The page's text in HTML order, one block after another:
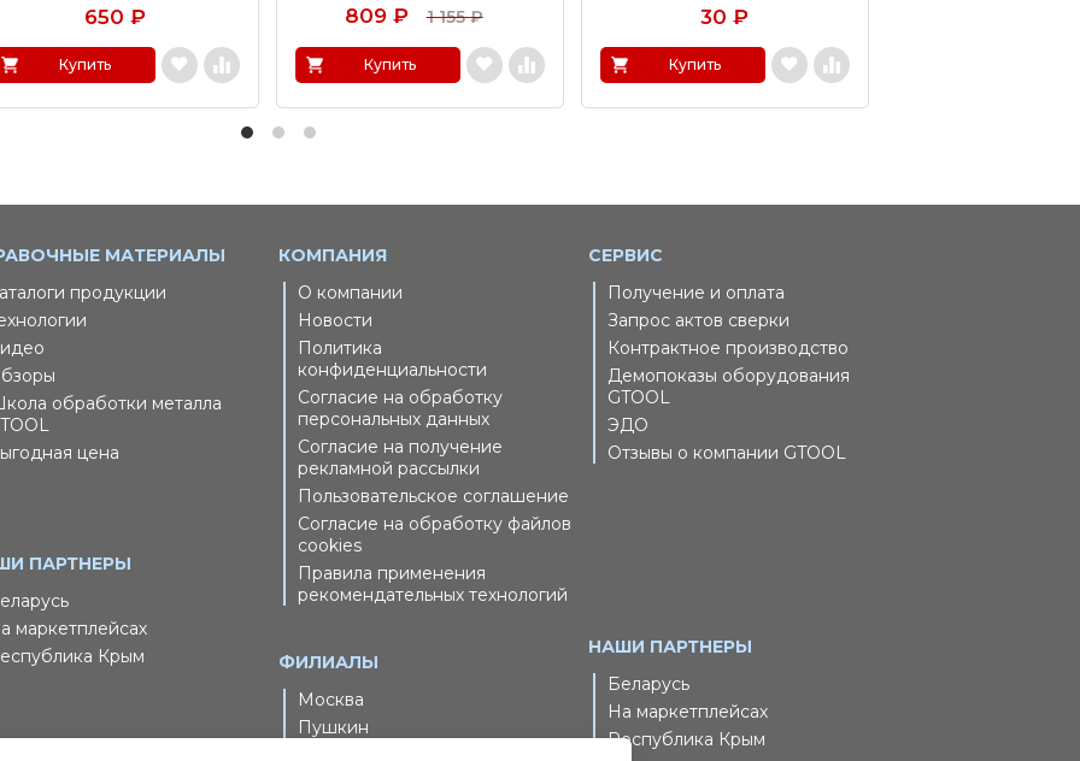
650 ₽
Купить
809 ₽ 1 155 ₽
Купить
30 ₽
Купить
МАТЕРИАЛЫ
продукции
обработки металла
цена
ПАРТНЕРЫ
маркетплейсах
Крым
КОМПАНИЯ
О компании
Новости
Политика
конфиденциальности
Согласие на обработку
персональных данных
Согласие на получение
рекламной рассылки
Пользовательское соглашение
Согласие на обработку файлов
cookies
Правила применения
рекомендательных технологий
ФИЛИАЛЫ
Москва
Пушкин
СЕРВИС
Получение и оплата
Запрос актов сверки
Контрактное производство
Демопоказы оборудования
GTOOL
ЭДО
Отзывы о компании GTOOL
НАШИ ПАРТНЕРЫ
Беларусь
На маркетплейсах
Республика Крым